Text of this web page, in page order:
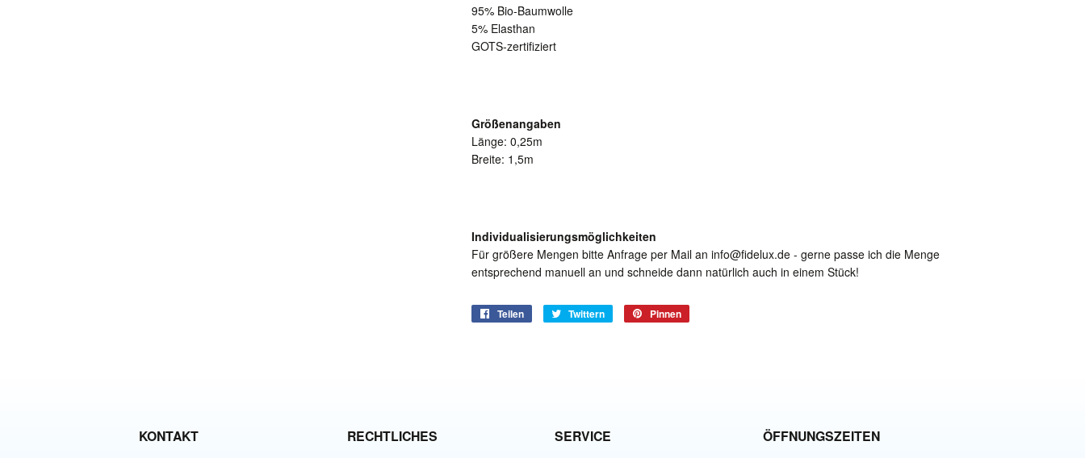
95% Bio-Baumwolle
5% Elasthan
GOTS-zertifiziert
Größenangaben
Länge: 0,25m
Breite: 1,5m
Individualisierungsmöglichkeiten
Für größere Mengen bitte Anfrage per Mail an info@fidelux.de - gerne passe ich die Menge
entsprechend manuell an und schneide dann natürlich auch in einem Stück!
Teilen Twittern Pinnen
KONTAKT RECHTLICHES SERVICE ÖFFNUNGSZEITEN